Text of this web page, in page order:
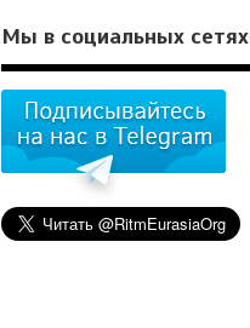
Мы в социальных сетях